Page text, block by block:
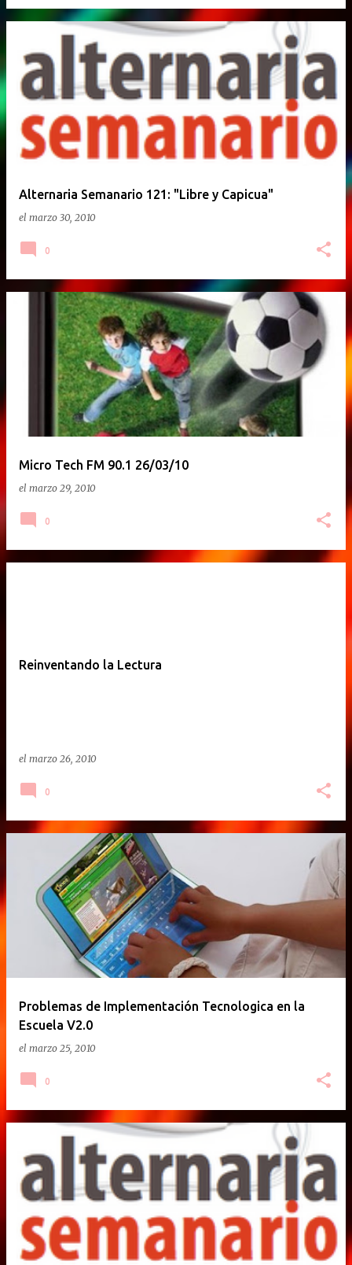
Alternaria Semanario 121: "Libre y Capicua"
el marzo 30, 2010
0
Micro Tech FM 90.1 26/03/10
el marzo 29, 2010
0
Reinventando la Lectura
el marzo 26, 2010
0
Problemas de Implementación Tecnologica en la
Escuela V2.0
el marzo 25, 2010
0